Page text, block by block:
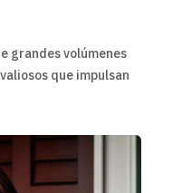
grandes volúmenes
que impulsan